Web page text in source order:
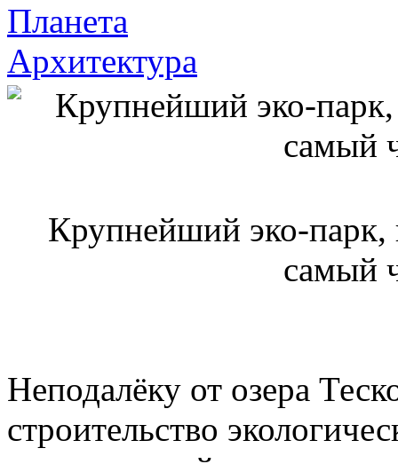
Планета
Архитектура
Крупнейший эко-парк,
самый
Неподалёку от озера
строительство